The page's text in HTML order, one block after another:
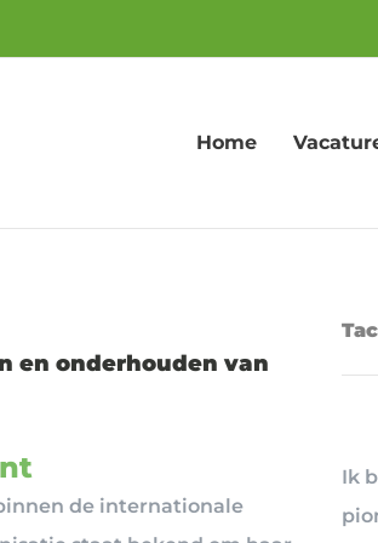
Home
en onderhouden van
de internationale
Ik